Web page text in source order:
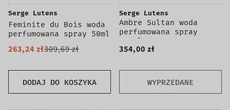
DODAJ DO KOSZYKA
Serge Lutens
Feminite du Bois woda
perfumowana spray 50ml
263,24 zł309,69 zł
WYPRZEDANE
Serge Lutens
Ambre Sultan woda
perfumowana spray
100ml
354,00 zł